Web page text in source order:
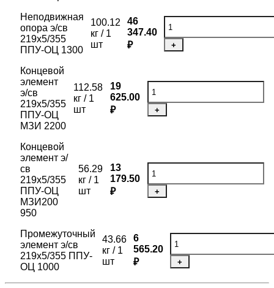
Неподвижная
опора э/св
219х5/355
ППУ-ОЦ 1300
100.12
кг / 1
шт
46
347.40
₽
+
Концевой
элемент
э/св
219х5/355
ППУ-ОЦ
МЗИ 2200
112.58
кг / 1
шт
19
625.00
₽
+
Концевой
элемент э/
св
219х5/355
ППУ-ОЦ
МЗИ200
950
56.29
кг / 1
шт
13
179.50
₽
+
Промежуточный
элемент э/св
219х5/355 ППУ-
ОЦ 1000
43.66
кг / 1
шт
6
565.20
₽
+